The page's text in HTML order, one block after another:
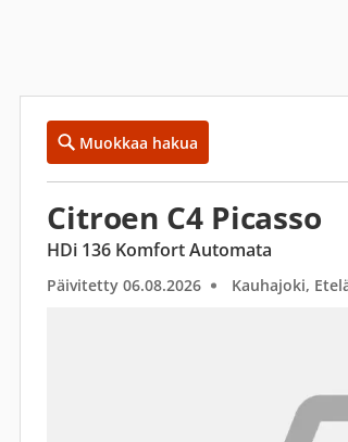
Muokkaa hakua
Citroen C4 Picasso
HDi 136 Komfort Automata
Päivitetty 06.08.2026 Kauhajoki,